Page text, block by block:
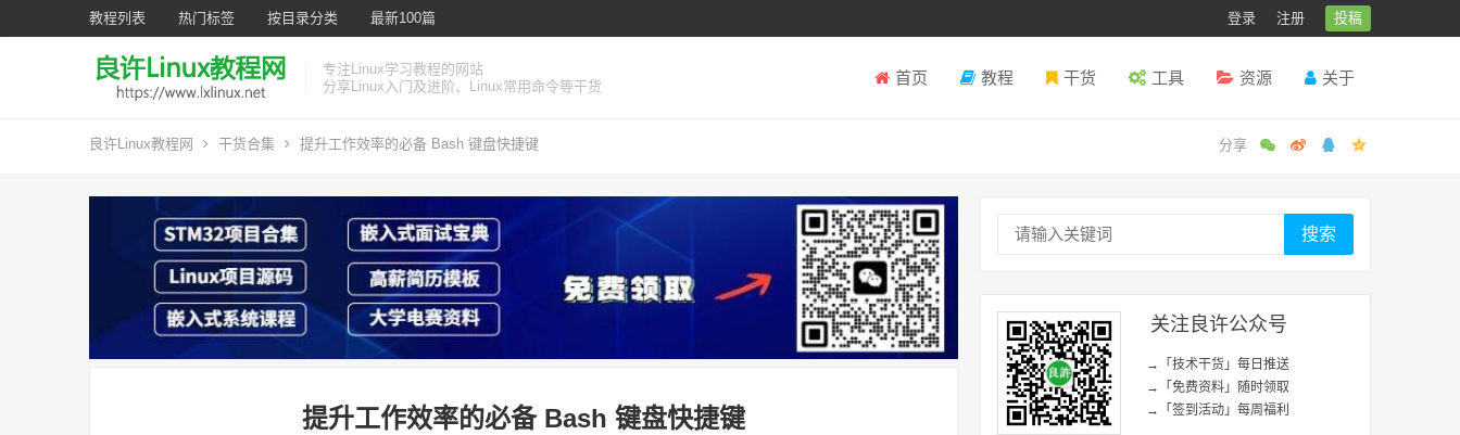
教程列表 热门标签 按目录分类 最新100篇 登录 注册 投稿
专注Linux学习教程的网站
分享Linux入门及进阶、Linux常用命令等干货
首页 教程 干货 工具 资源 关于
良许Linux教程网 干货合集 提升工作效率的必备 Bash 键盘快捷键
提升工作效率的必备 Bash 键盘快捷键
搜索
关注良许公众号
→「技术干货」每日推送
→「免费资料」随时领取
→「签到活动」每周福利